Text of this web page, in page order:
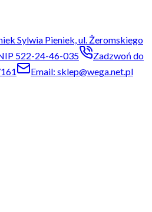
Sylwia Pieniek, ul. Żeromskiego
522-24-46-035
Zadzwoń do
Email: sklep@wega.net.pl